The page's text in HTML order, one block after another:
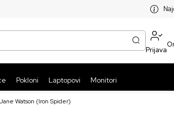
BESPLATNA ISPORUKA PAKETA PREKO
Prijava
Pokloni Laptopovi Monitori
Watson (Iron Spider)